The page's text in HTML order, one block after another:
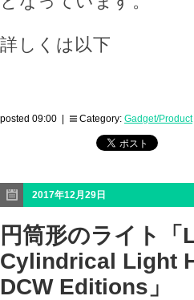
詳しくは以下
posted 09:00 | Category: Gadget/Product
2017年12月29日
円筒形のライト
Cylindrical Light
DCW Editions」